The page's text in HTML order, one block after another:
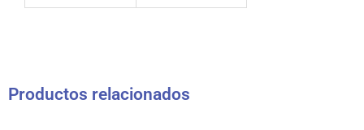
Productos relacionados